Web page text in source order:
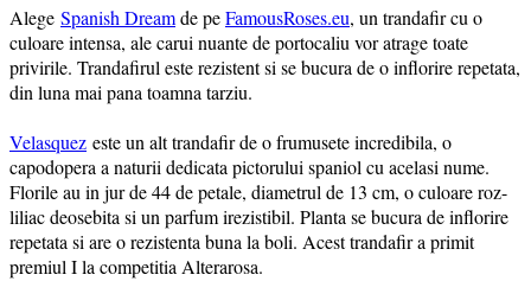
Alege Spanish Dreamde peFamousRoses.eu, un trandafir cu o
culoare intensa, ale carui nuante de portocaliu vor atrage toate
privirile. Trandafirul este rezistent si se bucura de o inflorire repetata,
din luna mai pana toamna tarziu.
Velasquez este un alt trandafir de o frumusete incredibila, o
capodopera a naturii dedicata pictorului spaniol cu acelasi nume.
Florile au in jur de 44 de petale, diametrul de 13 cm, o culoare roz-
liliac deosebita si un parfum irezistibil. Planta se bucura de inflorire
repetata si are o rezistenta buna la boli. Acest trandafir a primit
premiul I la competitia Alterarosa.